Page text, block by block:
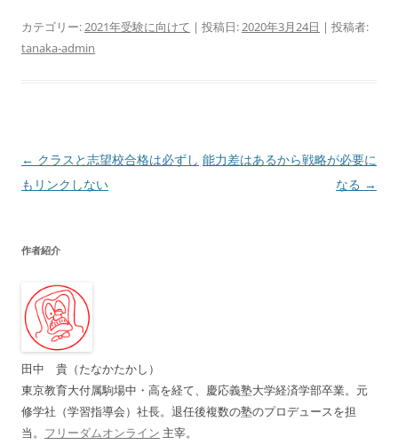
カテゴリー: 2021年受験に向けて | 投稿日: 2020年3月24日 | 投稿者:
tanaka-admin
投
稿
ゲ
シ
ョ
ン
← クラスと志望校合格は必ずし
もリンクしない
能力差はあるから戦略が必要に
なる →
作者紹介
田中 貴（たなかたかし）
東京教育大付属駒場中・高を経て、慶応義塾大学経済学部卒業。元
修学社（学習指導会）社長。退任後複数の塾のプロデュースを担
当。 フリーダムオンライン 主宰。